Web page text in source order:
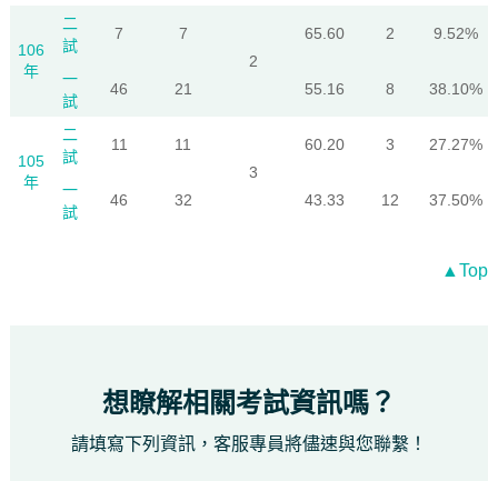
106
年
二
試
7
7
2
65.60 2 9.52%
一
試
46 21 55.16 8 38.10%
105
年
二
試
11
11
3
60.20 3 27.27%
一
試
46 32 43.33 12 37.50%
▲Top
想瞭解相關考試資訊嗎？
請填寫下列資訊，客服專員將儘速與您聯繫！